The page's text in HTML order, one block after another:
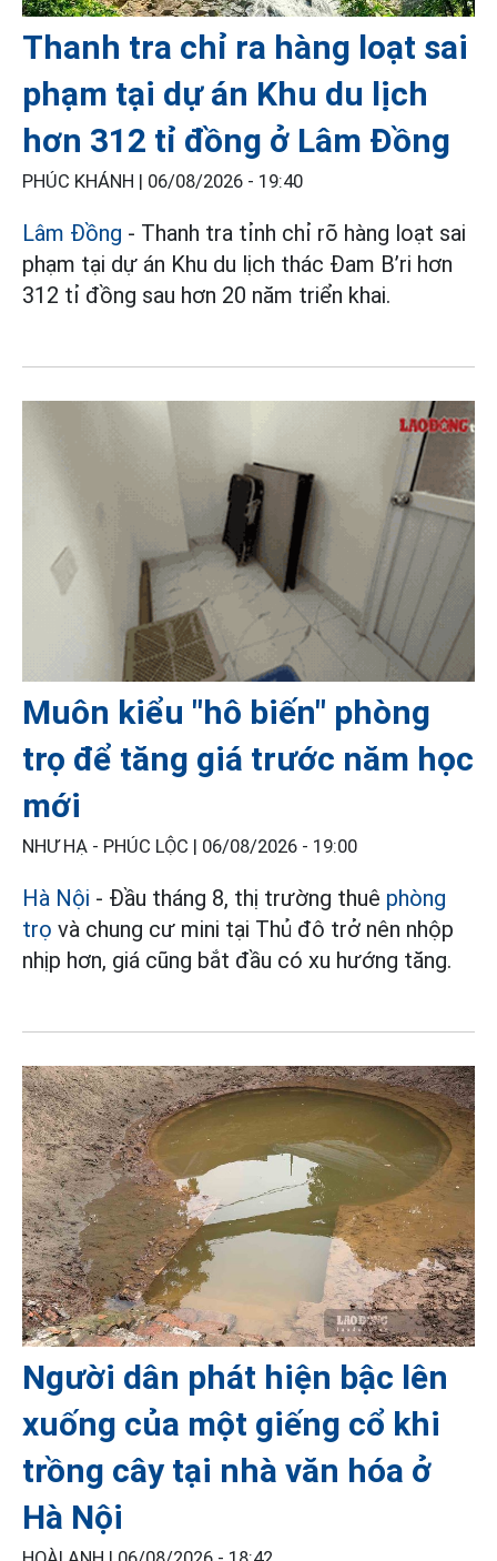
Thanh tra chỉ ra hàng loạt sai
phạm tại dự án Khu du lịch
hơn 312 tỉ đồng ở Lâm Đồng
PHÚC KHÁNH | 06/08/2026 - 19:40
Lâm Đồng - Thanh tra tỉnh chỉ rõ hàng loạt sai
phạm tại dự án Khu du lịch thác Đam B’ri hơn
312 tỉ đồng sau hơn 20 năm triển khai.
Muôn kiểu "hô biến" phòng
trọ để tăng giá trước năm học
mới
NHƯ HẠ - PHÚC LỘC | 06/08/2026 - 19:00
Hà Nội - Đầu tháng 8, thị trường thuê phòng
trọ và chung cư mini tại Thủ đô trở nên nhộp
nhịp hơn, giá cũng bắt đầu có xu hướng tăng.
Người dân phát hiện bậc lên
xuống của một giếng cổ khi
trồng cây tại nhà văn hóa ở
Hà Nội